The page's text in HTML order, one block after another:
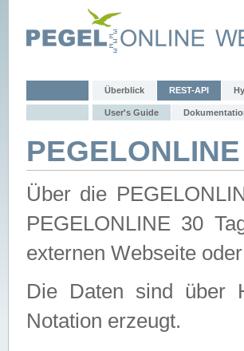
Überblick REST-API
User's Guide
Über die
PEGELONLINE 30
externen Webseite
Die Daten sind über
Notation erzeugt.